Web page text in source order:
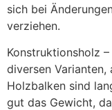
sich bei
verziehen.
Konstruktionsholz
diversen Varianten,
Holzbalken sind
gut das Gewicht,